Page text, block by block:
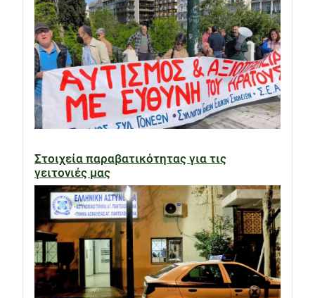
Στοιχεία παραβατικότητας για τις
γειτονιές μας